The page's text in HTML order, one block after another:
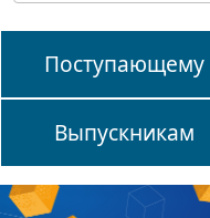
Поступающему
Выпускникам